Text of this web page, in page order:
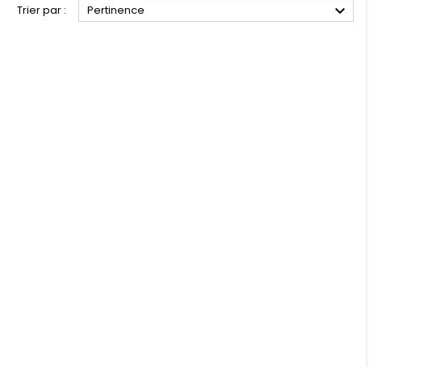
Trier par : Pertinence 